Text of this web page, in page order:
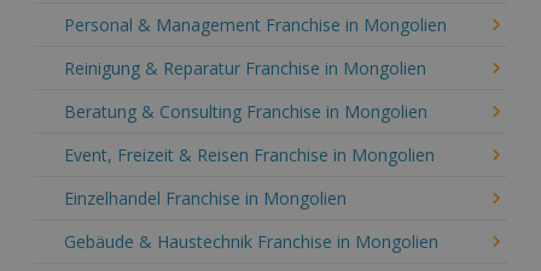
Personal & Management Franchise in Mongolien
Reinigung & Reparatur Franchise in Mongolien
Beratung & Consulting Franchise in Mongolien
Event, Freizeit & Reisen Franchise in Mongolien
Einzelhandel Franchise in Mongolien
Gebäude & Haustechnik Franchise in Mongolien